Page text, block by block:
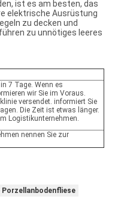
ist es am besten, das
elektrische Ausrüstung
zu decken und
zu unnötiges leeres
7 Tage. Wenn es
wir Sie im Voraus.
versendet. informiert Sie
Die Zeit ist etwas länger.
Logistikunternehmen.
nennen Sie zur
Porzellanbodenfliese